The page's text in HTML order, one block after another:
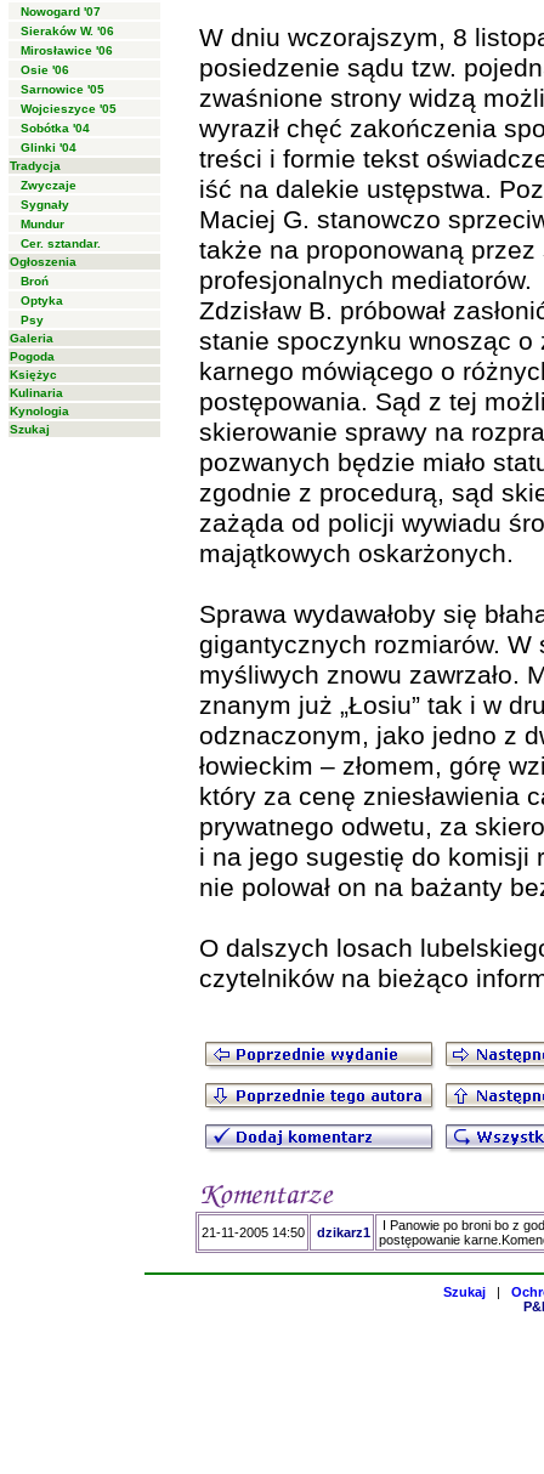
Nowogard '07
Sieraków W. '06
Mirosławice '06
Osie '06
Sarnowice '05
Wojcieszyce '05
Sobótka '04
Glinki '04
Tradycja
Zwyczaje
Sygnały
Mundur
Cer. sztandar.
Ogłoszenia
Broń
Optyka
Psy
Galeria
Pogoda
Księżyc
Kulinaria
Kynologia
Szukaj
W dniu wczorajszym, 8
posiedzenie sądu tzw.
zwaśnione strony widzą
wyraził chęć zakończenia
treści i formie tekst
iść na dalekie ustępstwa.
Maciej G. stanowczo
także na proponowaną
profesjonalnych mediatorów.
Zdzisław B. próbował
stanie spoczynku wnosząc
karnego mówiącego o
postępowania. Sąd z tej
skierowanie sprawy na
pozwanych będzie miało
zgodnie z procedurą, sąd
zażąda od policji wywiadu
majątkowych oskarżonych.
Sprawa wydawałoby się
gigantycznych rozmiarów.
myśliwych znowu zawrzało.
znanym już „Łosiu” tak i w
odznaczonym, jako jedno z
łowieckim – złomem, górę
który za cenę zniesławienia
prywatnego odwetu, za
i na jego sugestię do komisji
nie polował on na bażanty
O dalszych losach
czytelników na bieżąco
21-11-2005 14:50 dzikarz1
I Panowie po broni bo z
postępowanie
Szukaj |